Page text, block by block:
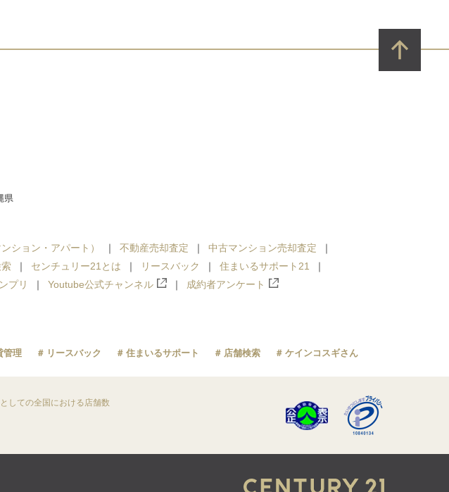
県
ション・アパート） 不動産売却査定
中古マンション売却査定
センチュリー21とは リースバック
住まいるサポート21
プリ Youtube公式チャンネル 成約者アンケート
管理 リースバック 住まいるサポート 店舗検索 ケインコスギさん
しての全国における店舗数